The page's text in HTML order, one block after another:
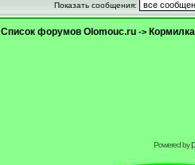
Показать сообщения:
Список форумов Olomouc.ru -> Кормилка
Powered by